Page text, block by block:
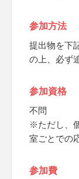
参加方法
提出物を下
の上、必ず
参加資格
不問
※ただし、
室ごとでの
参加費